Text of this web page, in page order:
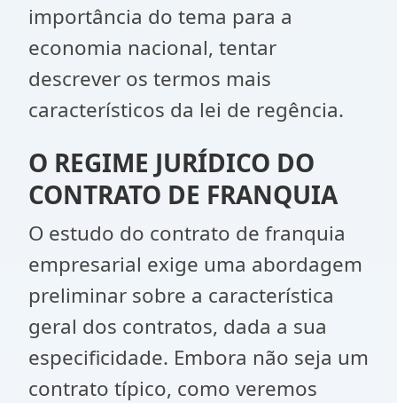
importância do tema para a
economia nacional, tentar
descrever os termos mais
característicos da lei de regência.
O REGIME JURÍDICO DO
CONTRATO DE FRANQUIA
O estudo do contrato de franquia
empresarial exige uma abordagem
preliminar sobre a característica
geral dos contratos, dada a sua
especificidade. Embora não seja um
contrato típico, como veremos